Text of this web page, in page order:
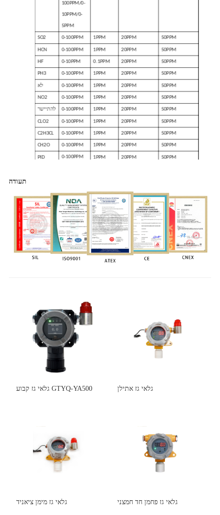
100PPM/0-
10PPM/0-
5PPM
SO2 0-100PPM 1PPM 20PPM 50PPM
HCN 0-100PPM 1PPM 20PPM 50PPM
HF 0-10PPM 0.1PPM 20PPM 50PPM
PH3 0-100PPM 1PPM 20PPM 50PPM
לא 0-100PPM 1PPM 20PPM 50PPM
NO2 0-100PPM 1PPM 20PPM 50PPM
להתיישר 0-100PPM 1PPM 20PPM 50PPM
CLO2 0-100PPM 1PPM 20PPM 50PPM
C2H3CL 0-100PPM 1PPM 20PPM 50PPM
CH2O 0-100PPM 1PPM 20PPM 50PPM
PID
0-100PPM
1PPM 20PPM 50PPM
הערה:
1. טווחי הזיהוי המפורטים הם כולם טווחים קונבנציונליים. אם אתה צריך מגוון
תעודה
גלאי גז קבוע GTYQ-YA500 גלאי גז אתילן
גלאי גז מימן ציאניד גלאי גז פחמן חד חמצני